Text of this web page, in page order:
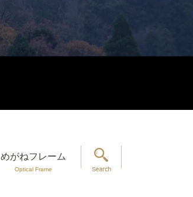
めがねフレーム
Optical Frame